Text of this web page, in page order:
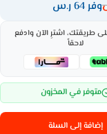
وفر 64 ر.س
طريقتك، اشترِ الآن وادفع
لاحقاً
متوفر في المخزون
إضافة إلى السلة